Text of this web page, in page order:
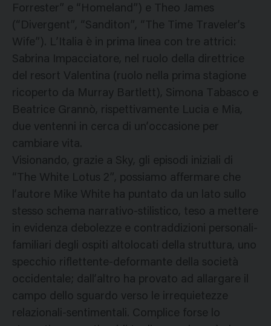
Forrester” e “Homeland”) e Theo James
(“Divergent”, “Sanditon”, “The Time Traveler’s
Wife”). L’Italia è in prima linea con tre attrici:
Sabrina Impacciatore, nel ruolo della direttrice
del resort Valentina (ruolo nella prima stagione
ricoperto da Murray Bartlett), Simona Tabasco e
Beatrice Grannò, rispettivamente Lucia e Mia,
due ventenni in cerca di un’occasione per
cambiare vita.
Visionando, grazie a Sky, gli episodi iniziali di
“The White Lotus 2”, possiamo affermare che
l’autore Mike White ha puntato da un lato sullo
stesso schema narrativo-stilistico, teso a mettere
in evidenza debolezze e contraddizioni personali-
familiari degli ospiti altolocati della struttura, uno
specchio riflettente-deformante della società
occidentale; dall’altro ha provato ad allargare il
campo dello sguardo verso le irrequietezze
relazionali-sentimentali. Complice forse lo